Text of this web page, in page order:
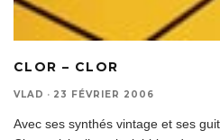
CLOR – CLOR
VLAD · 23 FÉVRIER 2006
Avec ses synthés vintage et ses